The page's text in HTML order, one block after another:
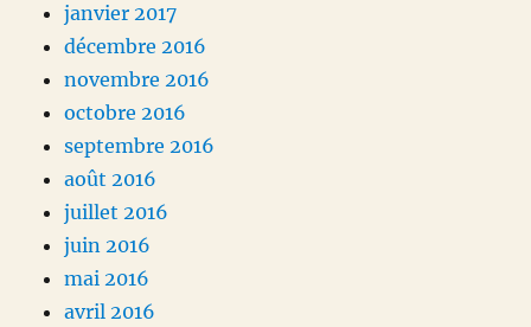
janvier 2017
décembre 2016
novembre 2016
octobre 2016
septembre 2016
août 2016
juillet 2016
juin 2016
mai 2016
avril 2016